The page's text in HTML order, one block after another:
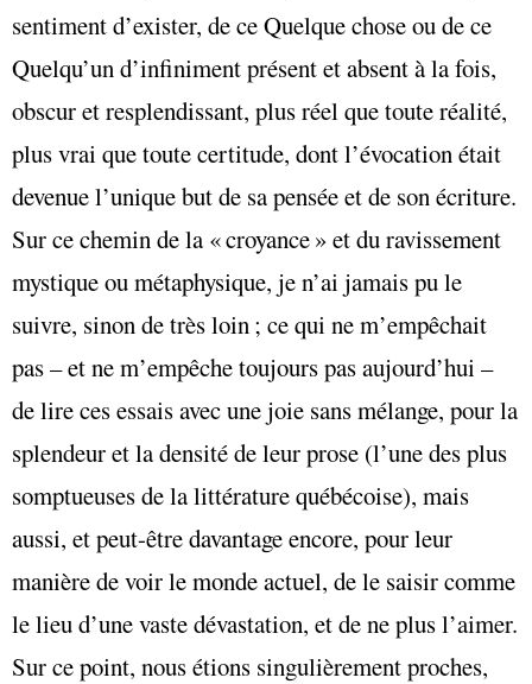
sentiment d’exister, de ce Quelque chose ou de ce
Quelqu’un d’infiniment présent et absent à la fois,
obscur et resplendissant, plus réel que toute réalité,
plus vrai que toute certitude, dont l’évocation était
devenue l’unique but de sa pensée et de son écriture.
Sur ce chemin de la « croyance » et du ravissement
mystique ou métaphysique, je n’ai jamais pu le
suivre, sinon de très loin ; ce qui ne m’empêchait
pas – et ne m’empêche toujours pas aujourd’hui –
de lire ces essais avec une joie sans mélange, pour la
splendeur et la densité de leur prose (l’une des plus
somptueuses de la littérature québécoise), mais
aussi, et peut-être davantage encore, pour leur
manière de voir le monde actuel, de le saisir comme
le lieu d’une vaste dévastation, et de ne plus l’aimer.
Sur ce point, nous étions singulièrement proches,